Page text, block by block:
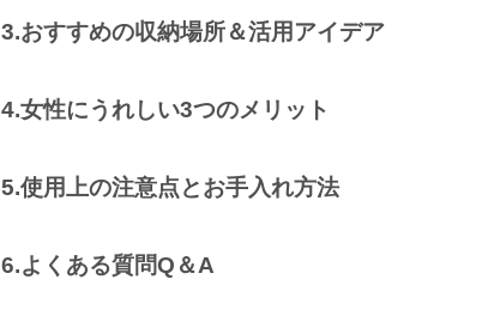
3.おすすめの収納場所＆活用アイデア
4.女性にうれしい3つのメリット
5.使用上の注意点とお手入れ方法
6.よくある質問Q＆A